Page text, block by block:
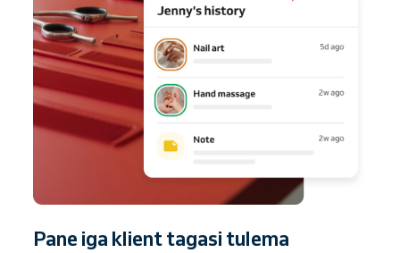
Pane iga klient tagasi tulema